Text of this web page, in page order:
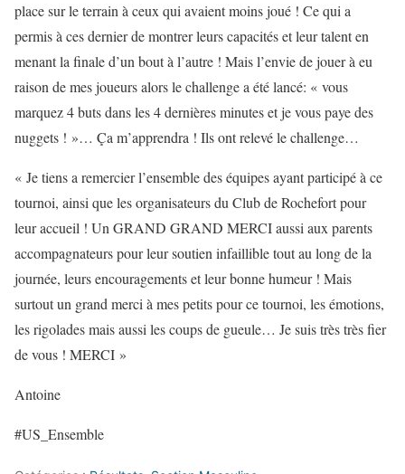
place sur le terrain à ceux qui avaient moins joué ! Ce qui a
permis à ces dernier de montrer leurs capacités et leur talent en
menant la finale d’un bout à l’autre ! Mais l’envie de jouer à eu
raison de mes joueurs alors le challenge a été lancé: « vous
marquez 4 buts dans les 4 dernières minutes et je vous paye des
nuggets ! »… Ça m’apprendra ! Ils ont relevé le challenge…
« Je tiens a remercier l’ensemble des équipes ayant participé à ce
tournoi, ainsi que les organisateurs du Club de Rochefort pour
leur accueil ! Un GRAND GRAND MERCI aussi aux parents
accompagnateurs pour leur soutien infaillible tout au long de la
journée, leurs encouragements et leur bonne humeur ! Mais
surtout un grand merci à mes petits pour ce tournoi, les émotions,
les rigolades mais aussi les coups de gueule… Je suis très très fier
de vous ! MERCI »
Antoine
#US_Ensemble